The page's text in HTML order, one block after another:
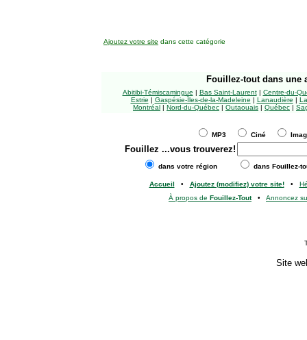
Ajoutez votre site dans cette catégorie
Fouillez-tout dans une
Abitibi-Témiscamingue | Bas Saint-Laurent| Centre-du-
Estrie | Gaspésie-Îles-de-la-Madeleine | Lanaudière |
Montréal | Nord-du-Québec | Outaouais | Québec |
MP3 Ciné
Fouillez ...vous trouverez!
dans votre région dans Fouillez-
Accueil • Ajoutez (modifiez) votre site!•
À propos de Fouillez-Tout• Annoncez
Site